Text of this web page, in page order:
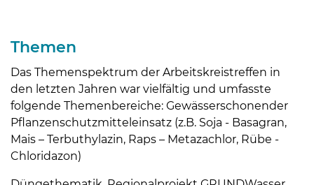
Themen
Das Themenspektrum der Arbeitskreistreffen in
den letzten Jahren war vielfältig und umfasste
folgende Themenbereiche: Gewässerschonender
Pflanzenschutzmitteleinsatz (z.B. Soja - Basagran,
Mais – Terbuthylazin, Raps – Metazachlor, Rübe -
Chloridazon)